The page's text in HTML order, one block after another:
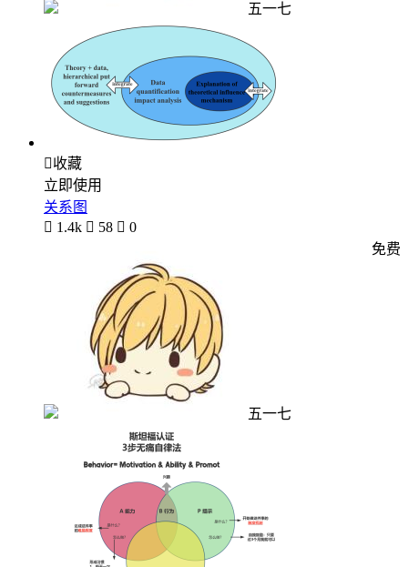
五一七
收藏
立即使用
关系图
 1.4k  58  0
五一七
免费